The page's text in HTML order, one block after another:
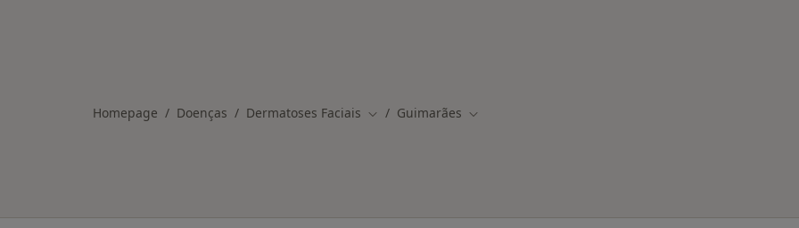
Homepage Doenças Dermatoses Faciais Mudar de cidade
Guimarães Mudar de cidade